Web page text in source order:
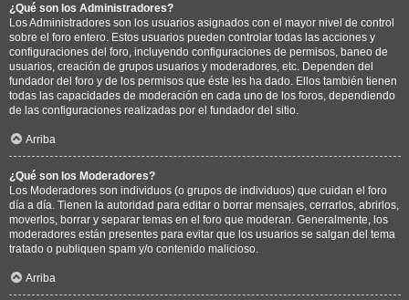
¿Qué son los Administradores?
Los Administradores son los usuarios asignados con el mayor nivel de control
sobre el foro entero. Estos usuarios pueden controlar todas las acciones y
configuraciones del foro, incluyendo configuraciones de permisos, baneo de
usuarios, creación de grupos usuarios y moderadores, etc. Dependen del
fundador del foro y de los permisos que éste les ha dado. Ellos también tienen
todas las capacidades de moderación en cada uno de los foros, dependiendo
de las configuraciones realizadas por el fundador del sitio.
Arriba
¿Qué son los Moderadores?
Los Moderadores son individuos (o grupos de individuos) que cuidan el foro
día a día. Tienen la autoridad para editar o borrar mensajes, cerrarlos, abrirlos,
moverlos, borrar y separar temas en el foro que moderan. Generalmente, los
moderadores están presentes para evitar que los usuarios se salgan del tema
tratado o publiquen spam y/o contenido malicioso.
Arriba